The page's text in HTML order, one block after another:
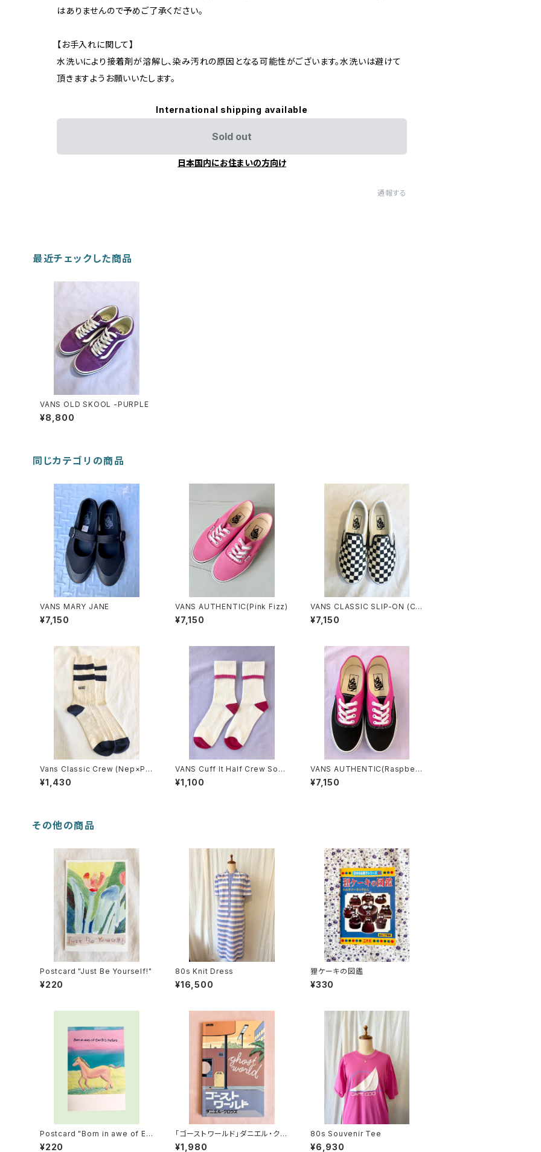
はありませんので予めご了承ください。
【お手入れに関して】
水洗いにより接着剤が溶解し、染み汚れの原因となる可能性がございます。水洗いは避けて
頂きますようお願いいたします。
International shipping available
Sold out
日本国内にお住まいの方向け
通報する
最近チェックした商品
VANS OLD SKOOL -PURPLE
¥8,800
同じカテゴリの商品
VANS MARY JANE
¥7,150
VANS AUTHENTIC(Pink Fizz)
¥7,150
VANS CLASSIC SLIP-ON (CH
ECKERBOARD)
¥7,150
Vans Classic Crew (Nep×Par
isian Night)
¥1,430
VANS Cuff It Half Crew Sock
s
¥1,100
VANS AUTHENTIC(Raspberr
y Rose)
¥7,150
その他の商品
Postcard "Just Be Yourself!"
¥220
80s Knit Dress
¥16,500
狸ケーキの図鑑
¥330
Postcard "Born in awe of Ea
rth's nature."
¥220
「ゴーストワールド」ダニエル・クロ
ウズ
¥1,980
80s Souvenir Tee
¥6,930